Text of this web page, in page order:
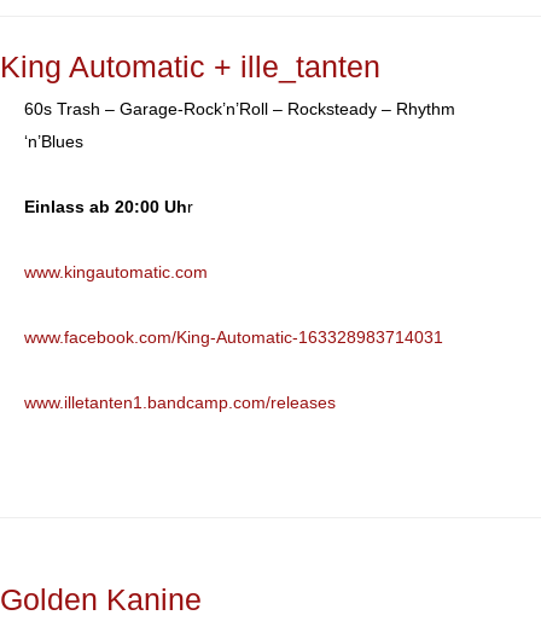
King Automatic + ille_tanten
60s Trash – Garage-Rock’n’Roll – Rocksteady – Rhythm
‘n’Blues
Einlass ab 20:00 Uhr
www.kingautomatic.com
www.facebook.com/King-Automatic-163328983714031
www.illetanten1.bandcamp.com/releases
Golden Kanine